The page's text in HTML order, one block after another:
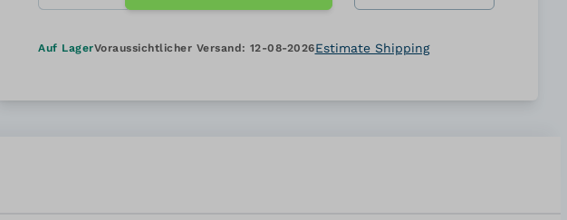
Auf LagerVoraussichtlicher Versand: 12-08-2026Estimate Shipping